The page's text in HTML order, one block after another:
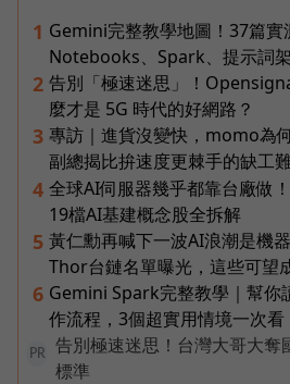
1 Gemini完整教學地圖！37篇實
Notebooks、Spark、提示詞
2 告別「極速迷思」！
麼才是 5G 時代的好網路？
3 專訪｜進貨沒變快，momo為
副總揭比拚速度更棘手的缺工
4 全球AI伺服器幾乎都靠台廠做
19檔AI基建概念股全拆解
5 黃仁勳再喊下一波AI浪潮是機
Thor台鏈名單曝光，這些可望
6 Gemini Spark完整教學｜幫你
作流程，3個超實用情境一次看
PR
告別極速迷思！台灣大哥大奪
標準